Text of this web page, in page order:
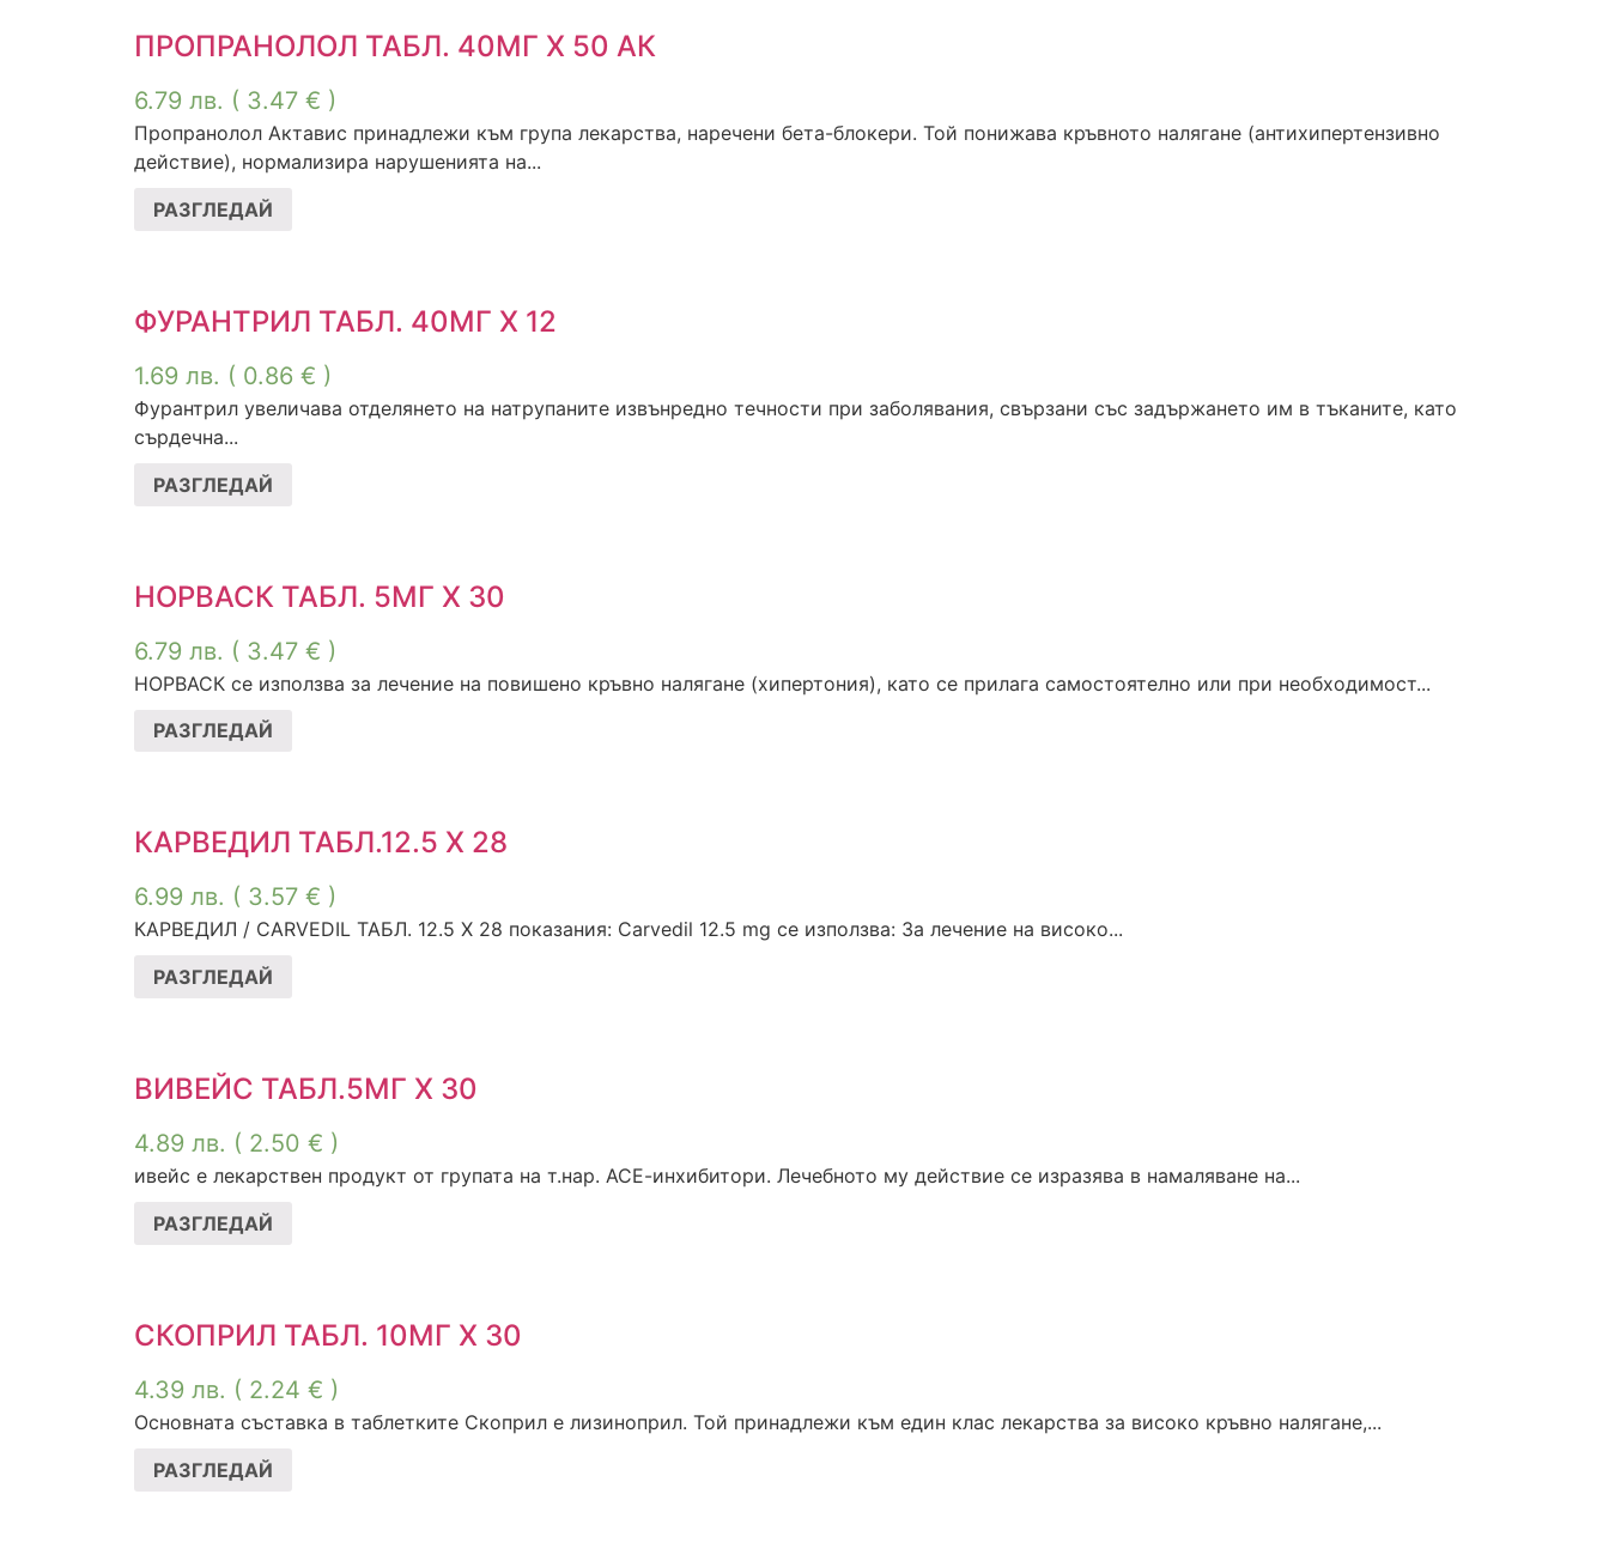
ПРОПРАНОЛОЛ ТАБЛ. 40МГ Х 50 АК
6.79 лв. ( 3.47 € )
Пропранолол Актавис принадлежи към група лекарства, наречени бета-блокери. Той понижава кръвното налягане (антихипертензивно
действие), нормализира нарушенията на...
РАЗГЛЕДАЙ
ФУРАНТРИЛ ТАБЛ. 40МГ Х 12
1.69 лв. ( 0.86 € )
Фурантрил увеличава отделянето на натрупаните извънредно течности при заболявания, свързани със задържането им в тъканите, като
сърдечна...
РАЗГЛЕДАЙ
НОРВАСК ТАБЛ. 5МГ Х 30
6.79 лв. ( 3.47 € )
НОРВАСК се използва за лечение на повишено кръвно налягане (хипертония), като се прилага самостоятелно или при необходимост...
РАЗГЛЕДАЙ
КАРВЕДИЛ ТАБЛ.12.5 Х 28
6.99 лв. ( 3.57 € )
КАРВЕДИЛ / CARVEDIL ТАБЛ. 12.5 Х 28 показания: Carvedil 12.5 mg се използва: За лечение на високо...
РАЗГЛЕДАЙ
ВИВЕЙС ТАБЛ.5МГ Х 30
4.89 лв. ( 2.50 € )
ивейс е лекарствен продукт от групата на т.нар. АСЕ-инхибитори. Лечебното му действие се изразява в намаляване на...
РАЗГЛЕДАЙ
СКОПРИЛ ТАБЛ. 10МГ Х 30
4.39 лв. ( 2.24 € )
Основната съставка в таблетките Скоприл е лизиноприл. Той принадлежи към един клас лекарства за високо кръвно налягане,...
РАЗГЛЕДАЙ